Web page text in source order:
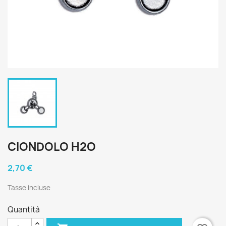
CIONDOLO H2O
2,70 €
Tasse incluse
Quantità